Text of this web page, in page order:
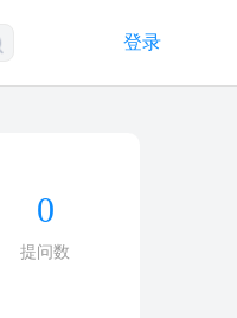
登录
0
提问数